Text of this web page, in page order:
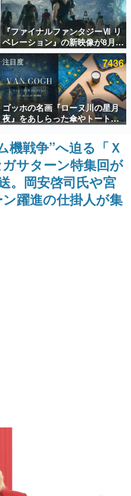
の方々に製作時のエピソードをお
（ゲーム）とは何か？を探ってい
ない。『赫本』は、〈試験問題〉
説集です。
ム市場を担う若きクリエイター達
ツと情熱を探っていきます。
ち
けた作家さんに取材し、ゲームが
カルチャーに与えた影響を探る企
産業史
における主要なトピック・タイト
『ファイナルファンタジーⅦ リ
ベレーション』の新映像が8月
26日早朝に公開へ。『FF7』リ
メイクシリーズの完結編、
「gamescom」のオープニング
ナイトライブにてディレクター
の浜口直樹氏が登壇する予定
注目度 7436
ゴッホの名画『ローヌ川の星月
夜』をあしらった傘やトートバ
ッグなどが登場。8月7日21時よ
り2日間限定で予約販売
機戦争”へ迫る「Ｘ
サターン特集回が
。岡安啓司氏や宮
躍進の仕掛人が集